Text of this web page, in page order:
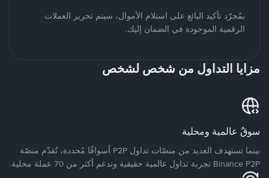
بمُجرّد تأكيد البائع على استلام الأموال، سيتم تحرير العملات
الرقمية الموجودة في الضمان إليك.
مزايا التداول من شخص لشخص
سوقٌ عالمية ومحلية
بينما تستهدف العديد من منصّات تداول P2P أسواقًا مُحددة، تُقدّم منصّة
Binance P2P تجربة تداول عالمية حقيقية وتدعم أكثر من 70 عملة محلية.